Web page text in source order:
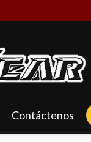
Contáctenos